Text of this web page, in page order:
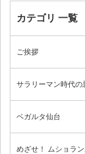
お問い合わせ
ブログ
カテゴリ 一覧
ご挨拶
サラリーマン時代の
ベガルタ仙台
めざせ！ ムショラ